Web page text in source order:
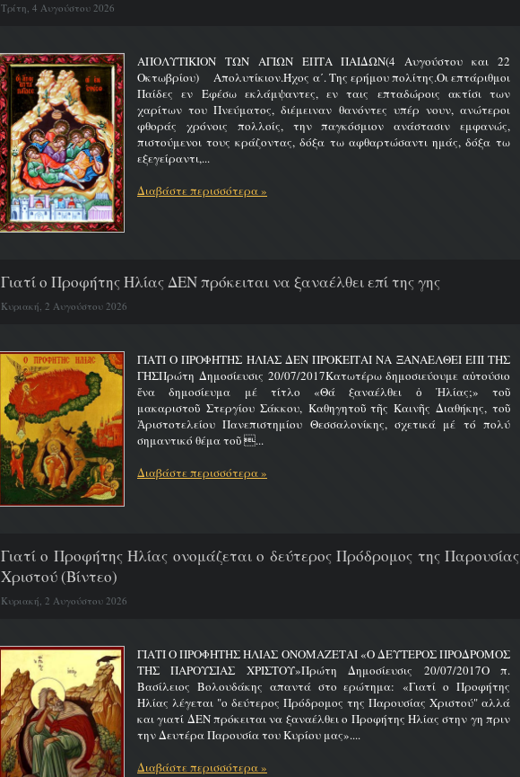
Τρίτη, 4 Αυγούστου 2026
ΑΠΟΛΥΤΙΚΙΟΝ ΤΩΝ ΑΓΙΩΝ ΕΠΤΑ ΠΑΙΔΩΝ(4 Αυγούστου και 22
Οκτωβρίου) Απολυτίκιον.Ήχος α΄. Της ερήμου πολίτης.Οι επτάριθμοι
Παίδες εν Εφέσω εκλάμψαντες, εν ταις επταδώροις ακτίσι των
χαρίτων του Πνεύματος, διέμειναν θανόντες υπέρ νουν, ανώτεροι
φθοράς χρόνοις πολλοίς, την παγκόσμιον ανάστασιν εμφανώς,
πιστούμενοι τους κράζοντας, δόξα τω αφθαρτώσαντι ημάς, δόξα τω
εξεγείραντι,...
Διαβάστε περισσότερα »
Γιατί ο Προφήτης Ηλίας ΔΕΝ πρόκειται να ξαναέλθει επί της γης
Κυριακή, 2 Αυγούστου 2026
ΓΙΑΤΙ Ο ΠΡΟΦΗΤΗΣ ΗΛΙΑΣ ΔΕΝ ΠΡΟΚΕΙΤΑΙ ΝΑ ΞΑΝΑΕΛΘΕΙ ΕΠΙ ΤΗΣ
ΓΗΣΠρώτη Δημοσίευσις 20/07/2017Κατωτέρω δημοσιεύουμε αὐτούσιο
ἕνα δημοσίευμα μέ τίτλο «Θά ξαναέλθει ὁ Ἠλίας;» τοῦ
μακαριστοῦ Στεργίου Σάκκου, Καθηγητοῦ τῆς Καινῆς Διαθήκης, τοῦ
Ἀριστοτελείου Πανεπιστημίου Θεσσαλονίκης, σχετικά μέ τό πολύ
σημαντικό θέμα τοῦ ...
Διαβάστε περισσότερα »
Γιατί ο Προφήτης Ηλίας ονομάζεται ο δεύτερος Πρόδρομος της Παρουσίας
Χριστού (Βίντεο)
Κυριακή, 2 Αυγούστου 2026
ΓΙΑΤΙ Ο ΠΡΟΦΗΤΗΣ ΗΛΙΑΣ ΟΝΟΜΑΖΕΤΑΙ «Ο ΔΕΥΤΕΡΟΣ ΠΡΟΔΡΟΜΟΣ
ΤΗΣ ΠΑΡΟΥΣΙΑΣ ΧΡΙΣΤΟΥ»Πρώτη Δημοσίευσις 20/07/2017Ο π.
Βασίλειος Βολουδάκης απαντά στο ερώτημα: «Γιατί ο Προφήτης
Ηλίας λέγεται "ο δεύτερος Πρόδρομος της Παρουσίας Χριστού" αλλά
και γιατί ΔΕΝ πρόκειται να ξαναέλθει ο Προφήτης Ηλίας στην γη πριν
την Δευτέρα Παρουσία του Κυρίου μας»....
Διαβάστε περισσότερα »